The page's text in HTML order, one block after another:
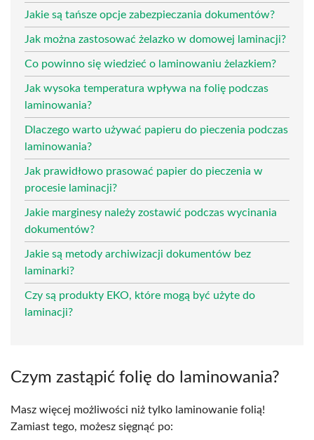
Jakie są tańsze opcje zabezpieczania dokumentów?
Jak można zastosować żelazko w domowej laminacji?
Co powinno się wiedzieć o laminowaniu żelazkiem?
Jak wysoka temperatura wpływa na folię podczas
laminowania?
Dlaczego warto używać papieru do pieczenia podczas
laminowania?
Jak prawidłowo prasować papier do pieczenia w
procesie laminacji?
Jakie marginesy należy zostawić podczas wycinania
dokumentów?
Jakie są metody archiwizacji dokumentów bez
laminarki?
Czy są produkty EKO, które mogą być użyte do
laminacji?
Czym zastąpić folię do laminowania?
Masz więcej możliwości niż tylko laminowanie folią!
Zamiast tego, możesz sięgnąć po: